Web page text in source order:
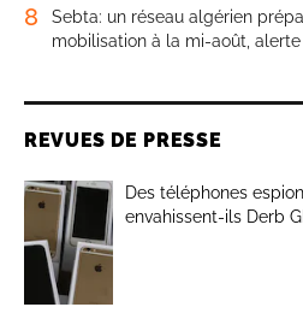
8
Sebta: un réseau algérien
mobilisation à la mi-août, alerte
REVUES DE PRESSE
Des téléphones
envahissent-ils Derb